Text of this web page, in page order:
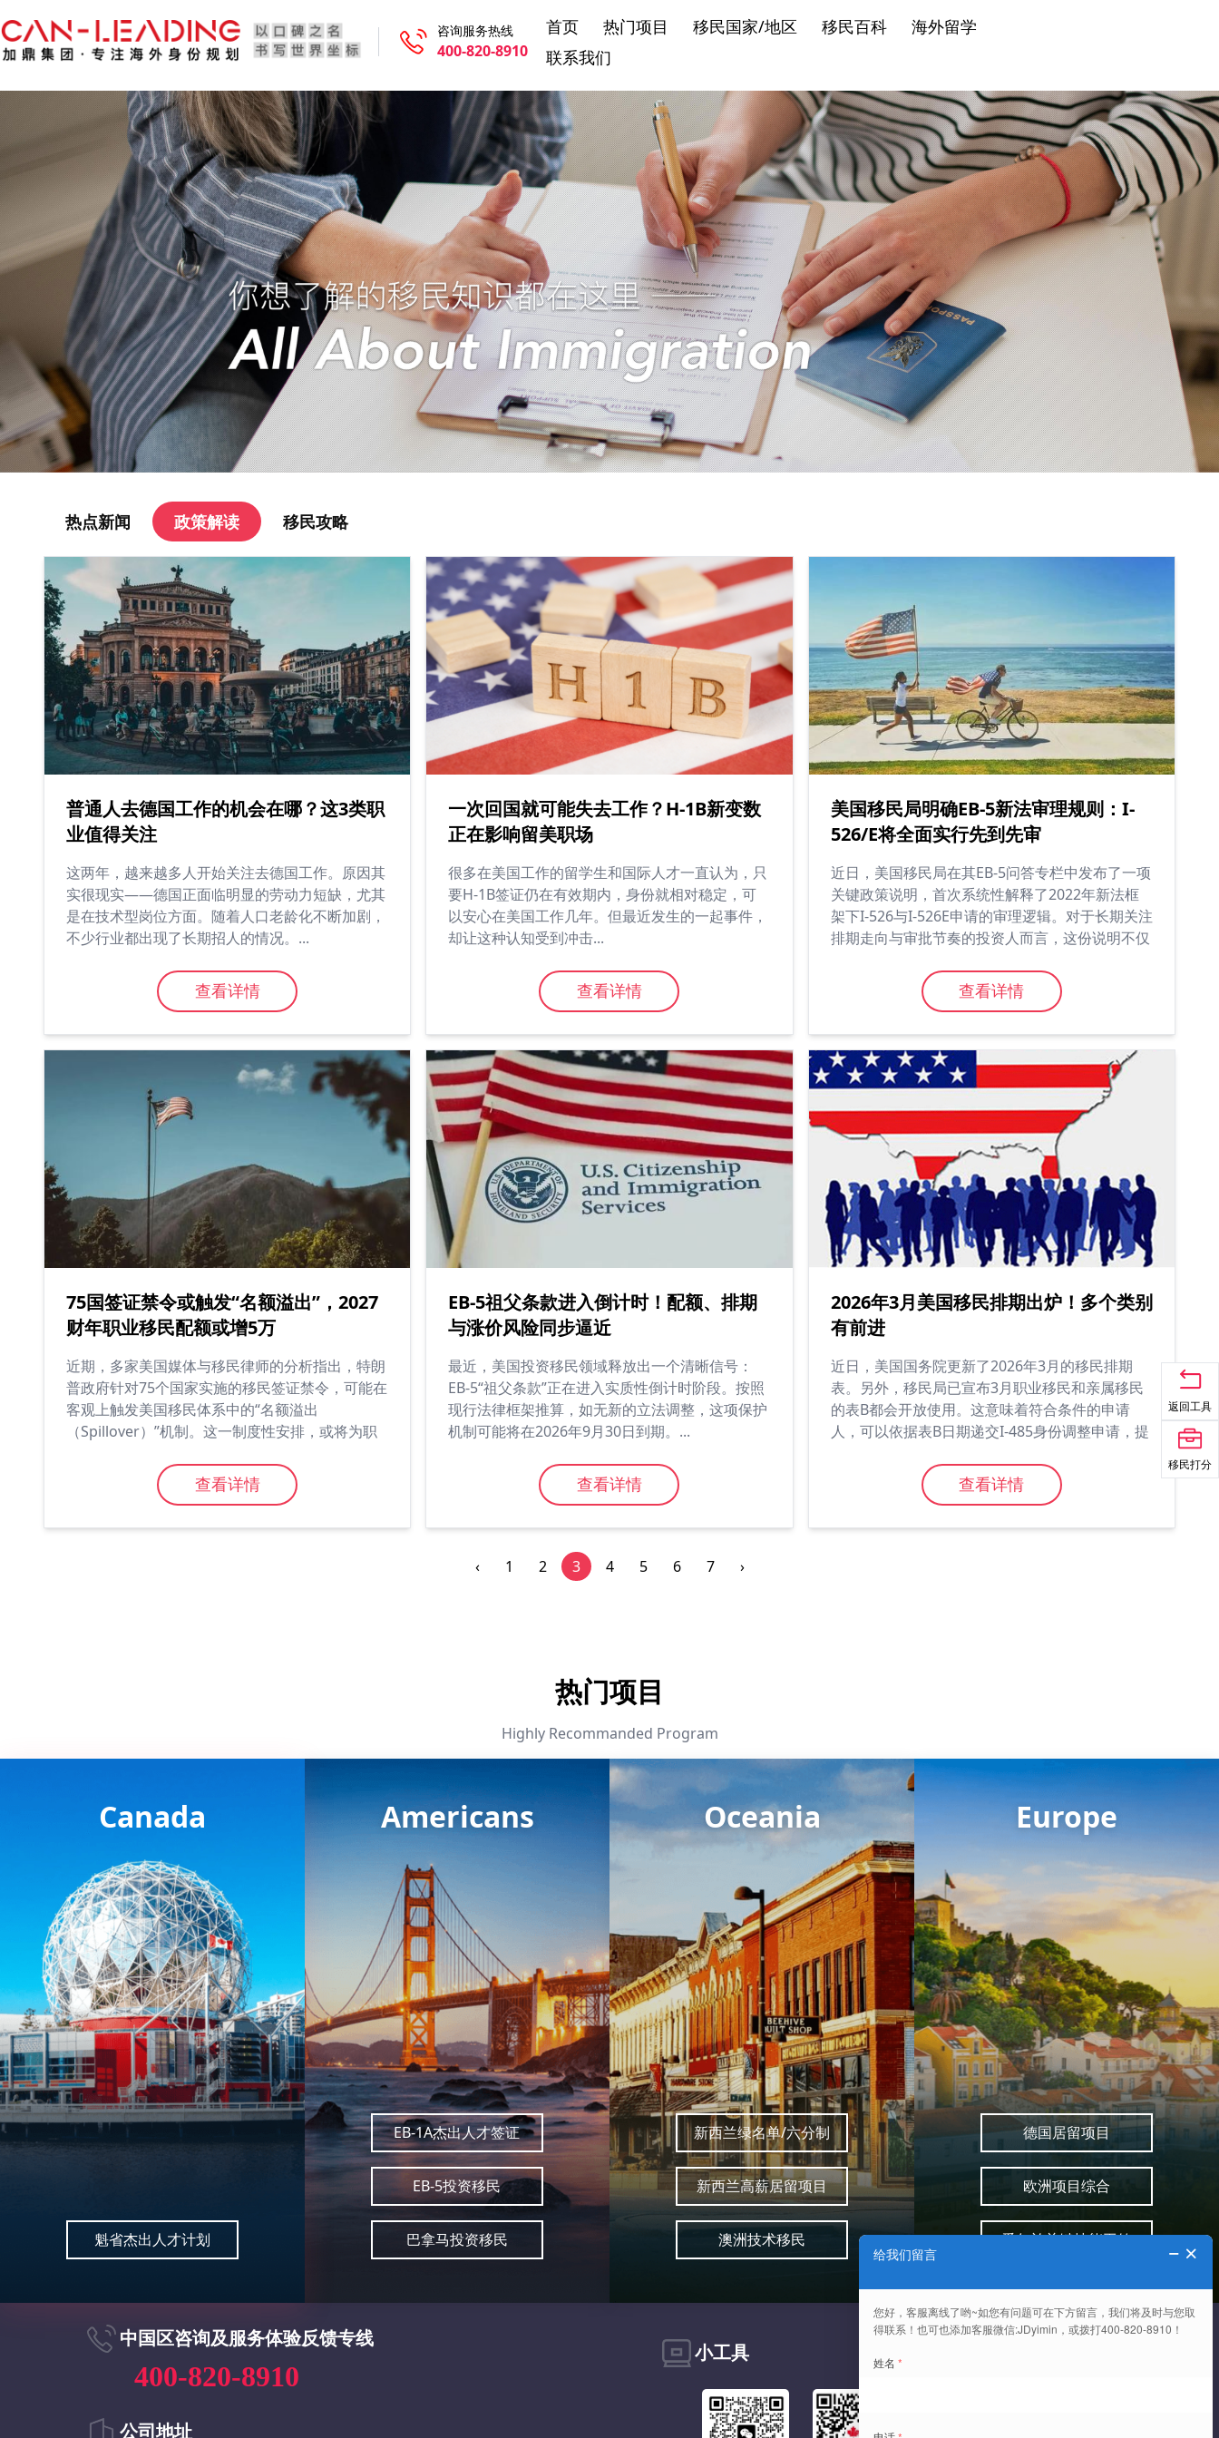
咨询服务热线
400-820-8910
首页 热门项目 移民国家/地区 移民百科
海外留学
联系我们
热点新闻 政策解读 移民攻略
普通人去德国工作的机会在哪？这3类职
业值得关注
这两年，越来越多人开始关注去德国工作。原因其
实很现实——德国正面临明显的劳动力短缺，尤其
是在技术型岗位方面。随着人口老龄化不断加剧，
不少行业都出现了长期招人的情况。...
查看详情
一次回国就可能失去工作？H-1B新变数
正在影响留美职场
很多在美国工作的留学生和国际人才一直认为，只
要H-1B签证仍在有效期内，身份就相对稳定，可
以安心在美国工作几年。但最近发生的一起事件，
却让这种认知受到冲击...
查看详情
美国移民局明确EB-5新法审理规则：I-
526/E将全面实行先到先审
近日，美国移民局在其EB-5问答专栏中发布了一项
关键政策说明，首次系统性解释了2022年新法框
架下I-526与I-526E申请的审理逻辑。对于长期关注
排期走向与审批节奏的投资人而言，这份说明不仅
查看详情
75国签证禁令或触发“名额溢出”，2027
财年职业移民配额或增5万
近期，多家美国媒体与移民律师的分析指出，特朗
普政府针对75个国家实施的移民签证禁令，可能在
客观上触发美国移民体系中的“名额溢出
（Spillover）”机制。这一制度性安排，或将为职
生实际影响。...
查看详情
EB-5祖父条款进入倒计时！配额、排期
与涨价风险同步逼近
最近，美国投资移民领域释放出一个清晰信号：
EB-5“祖父条款”正在进入实质性倒计时阶段。按照
现行法律框架推算，如无新的立法调整，这项保护
机制可能将在2026年9月30日到期。...
查看详情
2026年3月美国移民排期出炉！多个类别
有前进
近日，美国国务院更新了2026年3月的移民排期
表。另外，移民局已宣布3月职业移民和亲属移民
的表B都会开放使用。这意味着符合条件的申请
人，可以依据表B日期递交I-485身份调整申请，提
而言，无疑是一个重要利好。...
查看详情
‹ 1 2 3 4 5 6 7 ›
热门项目
Highly Recommanded Program
Canada
魁省杰出人才计划
Americans
EB-1A杰出人才签证
EB-5投资移民
巴拿马投资移民
Oceania
新西兰绿名单/六分制
新西兰高薪居留项目
澳洲技术移民
Europe
德国居留项目
欧洲项目综合
爱尔兰关键技能工签
返回工具
移民打分
中国区咨询及服务体验反馈专线
400-820-8910
公司地址
小工具